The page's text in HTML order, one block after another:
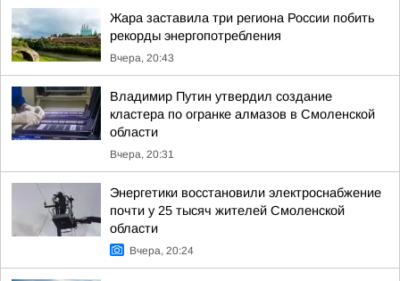
Жара заставила три региона России побить
рекорды энергопотребления
Вчера, 20:43
Владимир Путин утвердил создание
кластера по огранке алмазов в Смоленской
области
Вчера, 20:31
Энергетики восстановили электроснабжение
почти у 25 тысяч жителей Смоленской
области
Вчера, 20:24